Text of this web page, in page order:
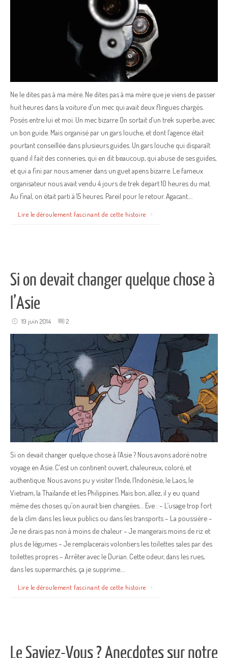
Ne le dites pas à ma mère. Ne dites pas à ma mère que je viens de passer
huit heures dans la voiture d’un mec qui avait deux flingues chargés.
Posés entre lui et moi. Un mec bizarre On sortait d’un trek superbe, avec
un bon guide. Mais organisé par un gars louche, et dont l’agence était
pourtant conseillée dans plusieurs guides. Un gars louche qui disparaît
quand il fait des conneries, qui en dit beaucoup, qui abuse de ses guides,
et qui a fini par nous amener dans un guet apens bizarre. Le fameux
organisateur nous avait vendu 4 jours de trek depart 10 heures du mat.
Au final, on était parti à 15 heures. Pareil pour le retour. Agacant.…
Lire le déroulement fascinant de cette histoire
Si on devait changer quelque chose à
l’Asie
19 juin 2014 2
Si on devait changer quelque chose à l’Asie ? Nous avons adoré notre
voyage en Asie. C’est un continent ouvert, chaleureux, coloré, et
authentique. Nous avons pu y visiter l’Inde, l’Indonésie, le Laos, le
Vietnam, la Thaïlande et les Philippines. Mais bon, allez, il y eu quand
même des choses qu’on aurait bien changées… Eve : – L’usage trop fort
de la clim dans les lieux publics ou dans les transports – La poussière –
Je ne dirais pas non à moins de chaleur – Je mangerais moins de riz et
plus de légumes – Je remplacerais volontiers les toilettes sales par des
toilettes propres – Arrêter avec le Durian. Cette odeur, dans les rues,
dans les supermarchés, ça je supprime.…
Lire le déroulement fascinant de cette histoire
Le Saviez-Vous ? Anecdotes sur notre